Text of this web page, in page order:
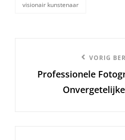
visionair kunstenaar
bericht
VORIG
Professionele